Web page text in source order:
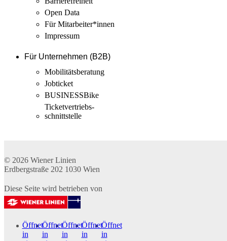
Open Data
Für Mitarbeiter­*innen
Impressum
Für Unternehmen (B2B)
Mobilitäts­beratung
Jobticket
BUSINESSBike
Ticketvertriebs­
schnittstelle
© 2026 Wiener Linien
Erdbergstraße 202 1030 Wien
Diese Seite wird betrieben von
Öffnet
in
Öffnet
in
Öffnet
in
Öffnet
in
Öffnet
in